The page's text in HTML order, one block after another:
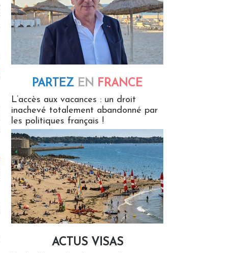
PARTEZ EN FRANCE
L’accès aux vacances : un droit
inachevé totalement abandonné par
les politiques français !
ACTUS VISAS